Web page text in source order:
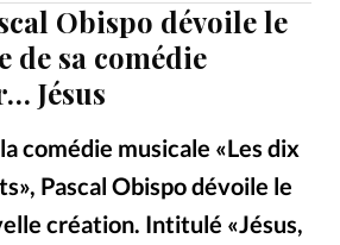
Obispo dévoile le
sa comédie
Jésus
comédie musicale «Les dix
Pascal Obispo dévoile le
création. Intitulé «Jésus,